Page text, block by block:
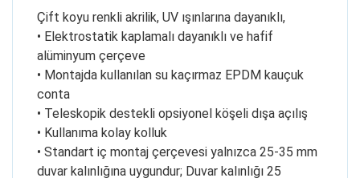
Çift koyu renkli akrilik, UV ışınlarına dayanıklı,
• Elektrostatik kaplamalı dayanıklı ve hafif
alüminyum çerçeve
• Montajda kullanılan su kaçırmaz EPDM kauçuk
conta
• Teleskopik destekli opsiyonel köşeli dışa açılış
• Kullanıma kolay kolluk
• Standart iç montaj çerçevesi yalnızca 25-35 mm
duvar kalınlığına uygundur; Duvar kalınlığı 25